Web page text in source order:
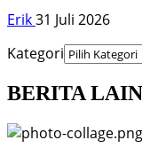
Erik31 Juli 2026
Kategori
BERITA